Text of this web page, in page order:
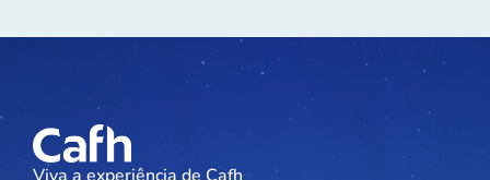
Viva a experiência de Cafh